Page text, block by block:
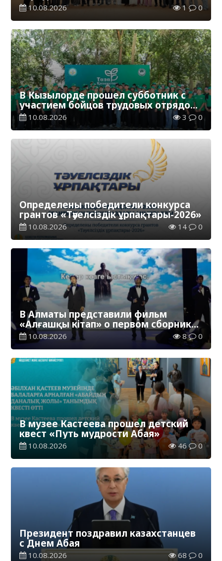
10.08.2026 1 0
В Кызылорде прошел субботник с
участием бойцов трудовых отрядов
«Жасыл ел»
10.08.2026 3 0
Определены победители конкурса
грантов «Тәуелсіздік ұрпақтары-2026»
10.08.2026 14 0
В Алматы представили фильм
«Алғашқы кітап» о первом сборнике
произведений Абая
10.08.2026 8 0
В музее Кастеева прошел детский
квест «Путь мудрости Абая»
10.08.2026 46 0
Президент поздравил казахстанцев
с Днем Абая
10.08.2026 68 0